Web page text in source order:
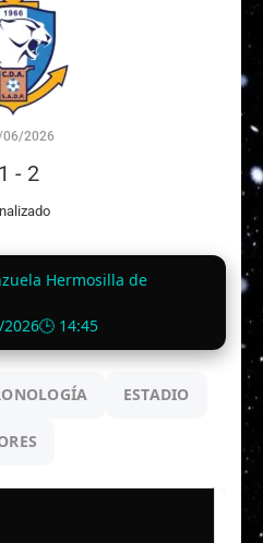
06/2026
1 - 2
Hermosilla de
2026🕒 14:45
ESTADIO